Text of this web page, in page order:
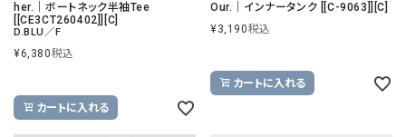
her.｜ボートネック半袖Tee
[[CE3CT260402]][C]
D.BLU／F
¥6,380税込
カートに入れる
Our.｜インナータンク [[C-9063]][C]
¥3,190税込
カートに入れる